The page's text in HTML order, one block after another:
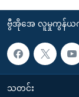
ဗွီအိုအေ လူမှုကွန်ယက်
သတင်း